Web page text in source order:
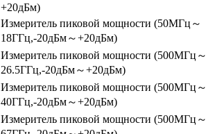
+20дБм)
Измеритель пиковой мощности (50МГц～
18ГГц,-20дБм～+20дБм)
Измеритель пиковой мощности (500МГц～
26.5ГГц,-20дБм～+20дБм)
Измеритель пиковой мощности (500МГц～
40ГГц,-20дБм～+20дБм)
Измеритель пиковой мощности (500МГц～